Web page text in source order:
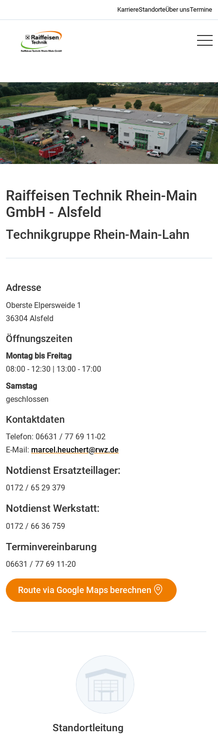
KarriereStandorteÜber unsTermine
Raiffeisen Technik Rhein-Main
GmbH - Alsfeld
Technikgruppe Rhein-Main-Lahn
Adresse
Oberste Elpersweide 1
36304 Alsfeld
Öffnungszeiten
Montag bis Freitag
08:00 - 12:30 | 13:00 - 17:00
Samstag
geschlossen
Kontaktdaten
Telefon: 06631 / 77 69 11-02
E-Mail: marcel.heuchert@rwz.de
Notdienst Ersatzteillager:
0172 / 65 29 379
Notdienst Werkstatt:
0172 / 66 36 759
Terminvereinbarung
06631 / 77 69 11-20
Route via Google Maps berechnen
Standortleitung